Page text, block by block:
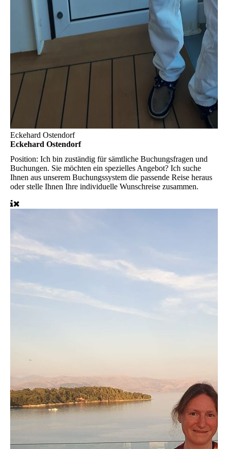
Eckehard Ostendorf
Eckehard Ostendorf
Position: Ich bin zuständig für sämtliche Buchungsfragen und
Buchungen. Sie möchten ein spezielles Angebot? Ich suche
Ihnen aus unserem Buchungssystem die passende Reise heraus
oder stelle Ihnen Ihre individuelle Wunschreise zusammen.